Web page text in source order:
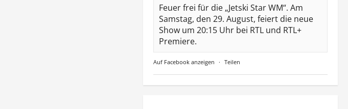
Feuer frei für die „Jetski Star WM“. Am
Samstag, den 29. August, feiert die neue
Show um 20:15 Uhr bei RTL und RTL+
Premiere.
Auf Facebook anzeigen · Teilen